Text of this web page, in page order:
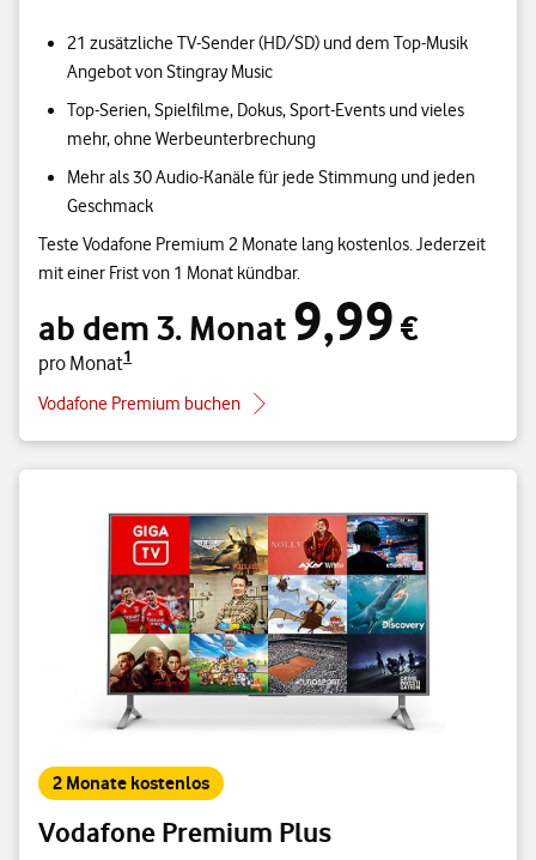
21 zusätzliche TV-Sender (HD/SD) und dem Top-Musik
Angebot von Stingray Music
Top-Serien, Spielfilme, Dokus, Sport-Events und vieles
mehr, ohne Werbeunterbrechung
Mehr als 30 Audio-Kanäle für jede Stimmung und jeden
Geschmack
Teste Vodafone Premium 2 Monate lang kostenlos. Jederzeit
mit einer Frist von 1 Monat kündbar.
ab dem 3. Monat 9,99 € pro Monat 1
ab dem 3. Monat 9,99 €
pro Monat1
Vodafone Premium buchen
2 Monate kostenlos
Vodafone Premium Plus